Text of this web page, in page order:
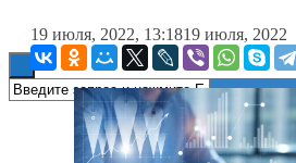
19 июля, 2022, 13:1819 июля, 2022